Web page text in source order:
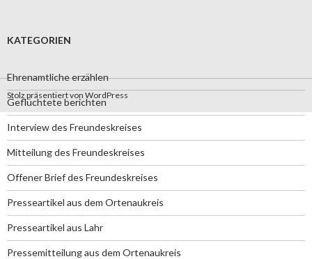
KATEGORIEN
Ehrenamtliche erzählen
Geflüchtete berichten
Interview des Freundeskreises
Mitteilung des Freundeskreises
Offener Brief des Freundeskreises
Presseartikel aus dem Ortenaukreis
Presseartikel aus Lahr
Pressemitteilung aus dem Ortenaukreis
Stolz präsentiert von WordPress